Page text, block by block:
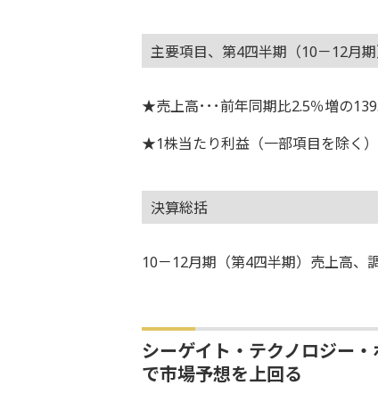
主要項目、第4四半期（10－12月
★売上高･･･前年同期比2.5％増の
★1株当たり利益（一部項目を除く）
決算総括
10－12月期（第4四半期）売上高、
シーゲイト・テクノロジー
で市場予想を上回る